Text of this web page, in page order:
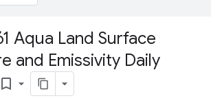
Aqua Land Surface
and Emissivity Daily
bookmark_border